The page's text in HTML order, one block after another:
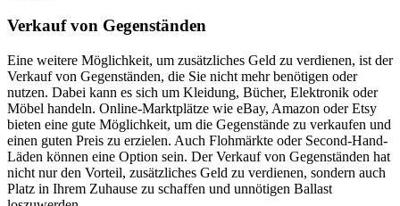
Verkauf von Gegenständen
Eine weitere Möglichkeit, um zusätzliches Geld zu verdienen, ist der
Verkauf von Gegenständen, die Sie nicht mehr benötigen oder
nutzen. Dabei kann es sich um Kleidung, Bücher, Elektronik oder
Möbel handeln. Online-Marktplätze wie eBay, Amazon oder Etsy
bieten eine gute Möglichkeit, um die Gegenstände zu verkaufen und
einen guten Preis zu erzielen. Auch Flohmärkte oder Second-Hand-
Läden können eine Option sein. Der Verkauf von Gegenständen hat
nicht nur den Vorteil, zusätzliches Geld zu verdienen, sondern auch
Platz in Ihrem Zuhause zu schaffen und unnötigen Ballast